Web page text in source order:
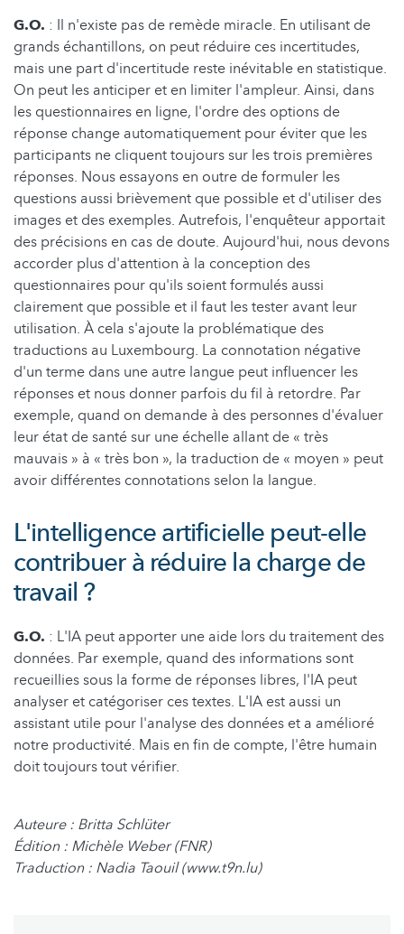
G.O. : Il n'existe pas de remède miracle. En utilisant de
grands échantillons, on peut réduire ces incertitudes,
mais une part d'incertitude reste inévitable en statistique.
On peut les anticiper et en limiter l'ampleur. Ainsi, dans
les questionnaires en ligne, l'ordre des options de
réponse change automatiquement pour éviter que les
participants ne cliquent toujours sur les trois premières
réponses. Nous essayons en outre de formuler les
questions aussi brièvement que possible et d'utiliser des
images et des exemples. Autrefois, l'enquêteur apportait
des précisions en cas de doute. Aujourd'hui, nous devons
accorder plus d'attention à la conception des
questionnaires pour qu'ils soient formulés aussi
clairement que possible et il faut les tester avant leur
utilisation. À cela s'ajoute la problématique des
traductions au Luxembourg. La connotation négative
d'un terme dans une autre langue peut influencer les
réponses et nous donner parfois du fil à retordre. Par
exemple, quand on demande à des personnes d'évaluer
leur état de santé sur une échelle allant de « très
mauvais » à « très bon », la traduction de « moyen » peut
avoir différentes connotations selon la langue.
L'intelligence artificielle peut-elle
contribuer à réduire la charge de
travail ?
G.O. : L'IA peut apporter une aide lors du traitement des
données. Par exemple, quand des informations sont
recueillies sous la forme de réponses libres, l'IA peut
analyser et catégoriser ces textes. L'IA est aussi un
assistant utile pour l'analyse des données et a amélioré
notre productivité. Mais en fin de compte, l'être humain
doit toujours tout vérifier.
Auteure : Britta Schlüter
Édition : Michèle Weber (FNR)
Traduction : Nadia Taouil (www.t9n.lu)